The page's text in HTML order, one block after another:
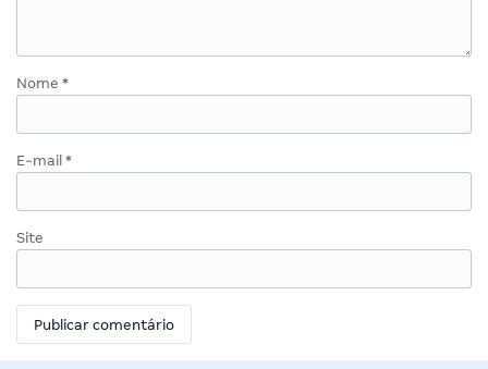
Nome *
E-mail *
Site